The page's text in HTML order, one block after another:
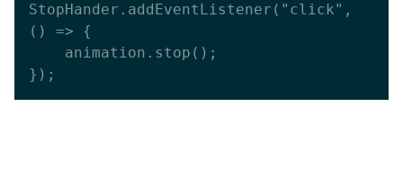
StopHander.addEventListener("click",
() => {